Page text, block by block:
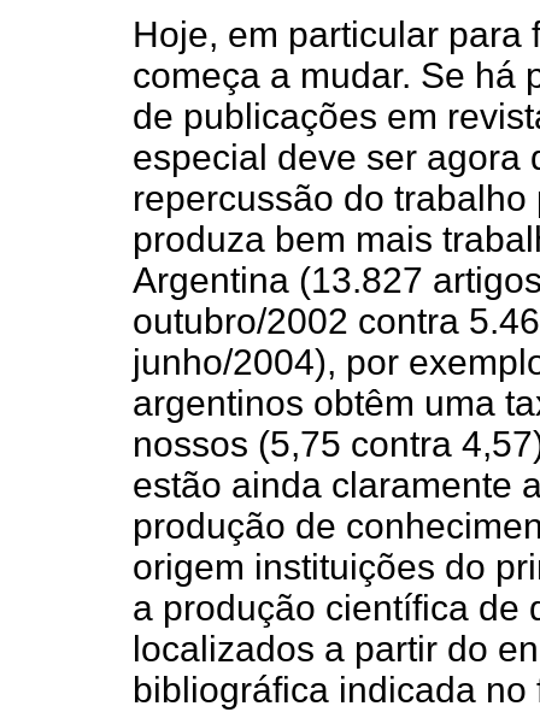
Hoje, em particular
começa a mudar. Se há
de publicações em
especial deve ser agora
repercussão do
produza bem mais
Argentina (13.827
outubro/2002 contra
junho/2004), por
argentinos obtêm uma
nossos (5,75 contra
estão ainda claramente
produção de
origem instituições do
a produção científica de
localizados a partir do
bibliográfica indicada no